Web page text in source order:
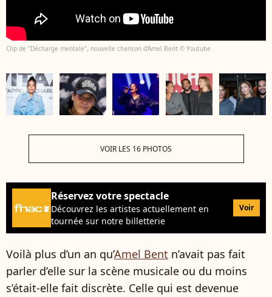
Clip de "Décharge mentale", nouvelle chanson d'Amel Bent © Youtube
VOIR LES 16 PHOTOS
Réservez votre spectacle
Découvrez les artistes actuellement en
tournée sur notre billetterie
Voir
Voilà plus d’un an qu’Amel Bent n’avait pas fait
parler d’elle sur la scène musicale ou du moins
s’était-elle fait discrète. Celle qui est devenue